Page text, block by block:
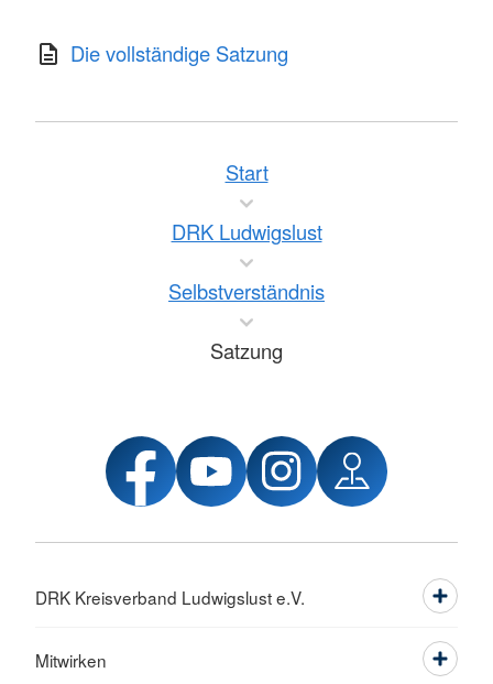
Die vollständige Satzung
Start
DRK Ludwigslust
Selbstverständnis
Satzung
DRK Kreisverband Ludwigslust e.V.
Mitwirken